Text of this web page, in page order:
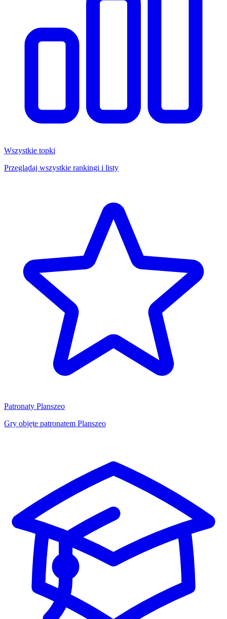
Wszystkie topki
Przeglądaj wszystkie rankingi i listy
Patronaty Planszeo
Gry objęte patronatem Planszeo